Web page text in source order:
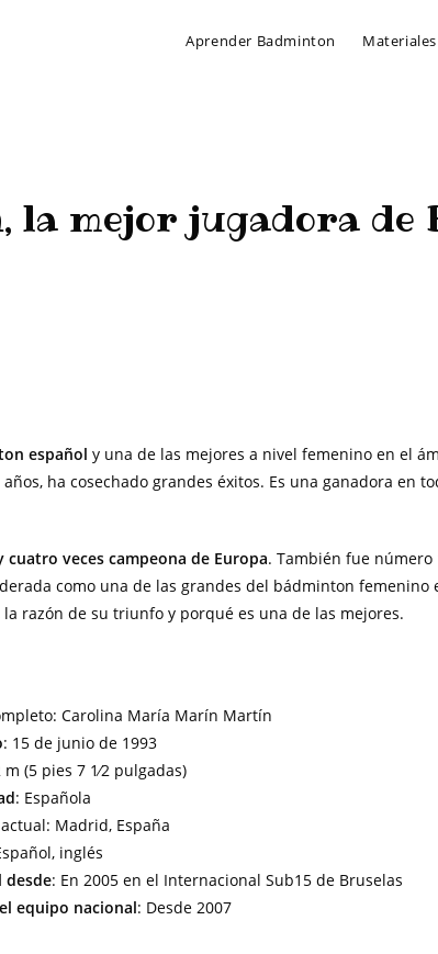
Aprender Badminton Materiales
mejor jugadora de
español y una de las mejores a nivel femenino en el
ha cosechado grandes éxitos. Es una ganadora en
veces campeona de Europa. También fue número
como una de las grandes del bádminton femenino
razón de su triunfo y porqué es una de las mejores.
Carolina María Marín Martín
: 15 de junio de 1993
m (5 pies 7 1⁄2 pulgadas)
: Española
actual: Madrid, España
inglés
desde: En 2005 en el Internacional Sub15 de Bruselas
equipo nacional: Desde 2007